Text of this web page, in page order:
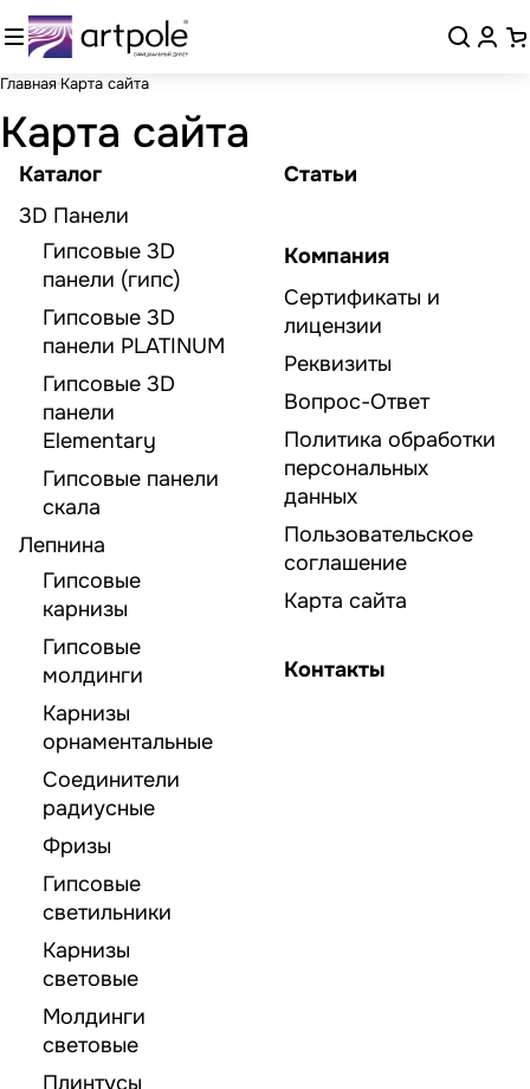
Главная Карта сайта
Карта сайта
Каталог
3D Панели
Гипсовые 3D
панели (гипс)
Гипсовые 3D
панели PLATINUM
Гипсовые 3D
панели
Elementary
Гипсовые панели
скала
Лепнина
Гипсовые
карнизы
Гипсовые
молдинги
Карнизы
орнаментальные
Соединители
радиусные
Фризы
Гипсовые
светильники
Карнизы
световые
Молдинги
световые
Плинтусы
Статьи
Компания
Сертификаты и
лицензии
Реквизиты
Вопрос-Ответ
Политика обработки
персональных
данных
Пользовательское
соглашение
Карта сайта
Контакты